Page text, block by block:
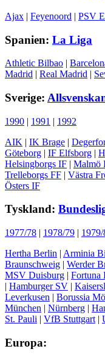
Ajax | Feyenoord | PSV
Spanien: La Liga
Athletic Bilbao |
Madrid | Real Madrid |
Sverige:
1990 | 1991 | 1992
AIK | IK Brage |
Göteborg | IF Elfsborg |
Helsingborgs IF | Malmö
Trelleborgs FF | Västra
Östers IF
Tyskland:
1977/78 | 1978/79 |
Hertha Berlin | Arminia
Braunschweig | Werder
MSV Duisburg | Fortuna
| Hamburger SV |
Leverkusen | Borussia
München | Nürnberg |
St. Pauli | VfB Stuttgart |
Europa: